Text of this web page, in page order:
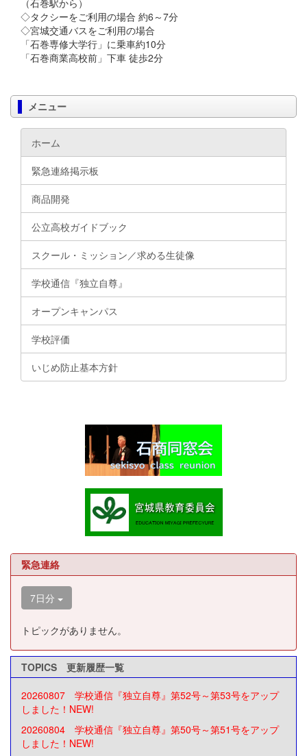
（石巻駅から）
◇タクシーをご利用の場合 約6～7分
◇宮城交通バスをご利用の場合
「石巻専修大学行」に乗車約10分
「石巻商業高校前」下車 徒歩2分
メニュー
ホーム
緊急連絡掲示板
商品開発
公立高校ガイドブック
スクール・ミッション／求める生徒像
学校通信『独立自尊』
オープンキャンパス
学校評価
いじめ防止基本方針
緊急連絡
7日分
トピックがありません。
TOPICS 更新履歴一覧
20260807 学校通信『独立自尊』第52号～第53号をアップ
しました！NEW!
20260804 学校通信『独立自尊』第50号～第51号をアップ
しました！NEW!